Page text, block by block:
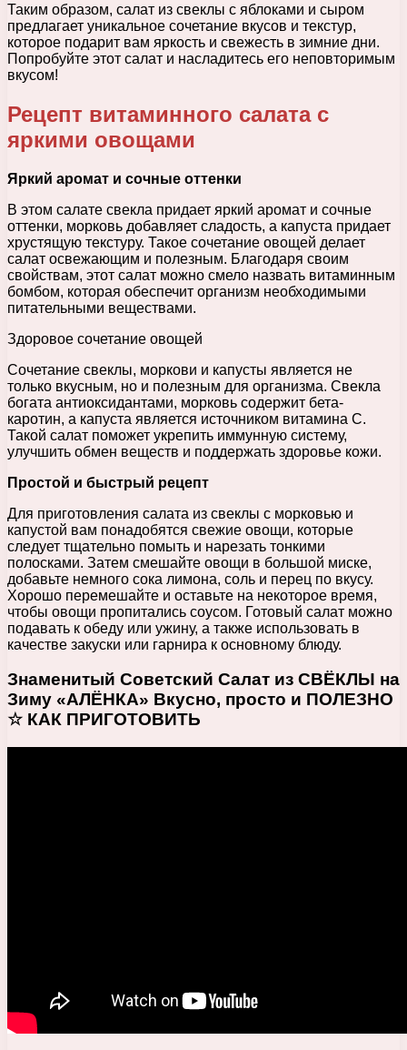
Таким образом, салат из свеклы с яблоками и сыром
предлагает уникальное сочетание вкусов и текстур,
которое подарит вам яркость и свежесть в зимние дни.
Попробуйте этот салат и насладитесь его неповторимым
вкусом!
Рецепт витаминного салата с
яркими овощами
Яркий аромат и сочные оттенки
В этом салате свекла придает яркий аромат и сочные
оттенки, морковь добавляет сладость, а капуста придает
хрустящую текстуру. Такое сочетание овощей делает
салат освежающим и полезным. Благодаря своим
свойствам, этот салат можно смело назвать витаминным
бомбом, которая обеспечит организм необходимыми
питательными веществами.
Здоровое сочетание овощей
Сочетание свеклы, моркови и капусты является не
только вкусным, но и полезным для организма. Свекла
богата антиоксидантами, морковь содержит бета-
каротин, а капуста является источником витамина С.
Такой салат поможет укрепить иммунную систему,
улучшить обмен веществ и поддержать здоровье кожи.
Простой и быстрый рецепт
Для приготовления салата из свеклы с морковью и
капустой вам понадобятся свежие овощи, которые
следует тщательно помыть и нарезать тонкими
полосками. Затем смешайте овощи в большой миске,
добавьте немного сока лимона, соль и перец по вкусу.
Хорошо перемешайте и оставьте на некоторое время,
чтобы овощи пропитались соусом. Готовый салат можно
подавать к обеду или ужину, а также использовать в
качестве закуски или гарнира к основному блюду.
Знаменитый Советский Салат из СВЁКЛЫ на
Зиму «АЛЁНКА» Вкусно, просто и ПОЛЕЗНО
☆ КАК ПРИГОТОВИТЬ